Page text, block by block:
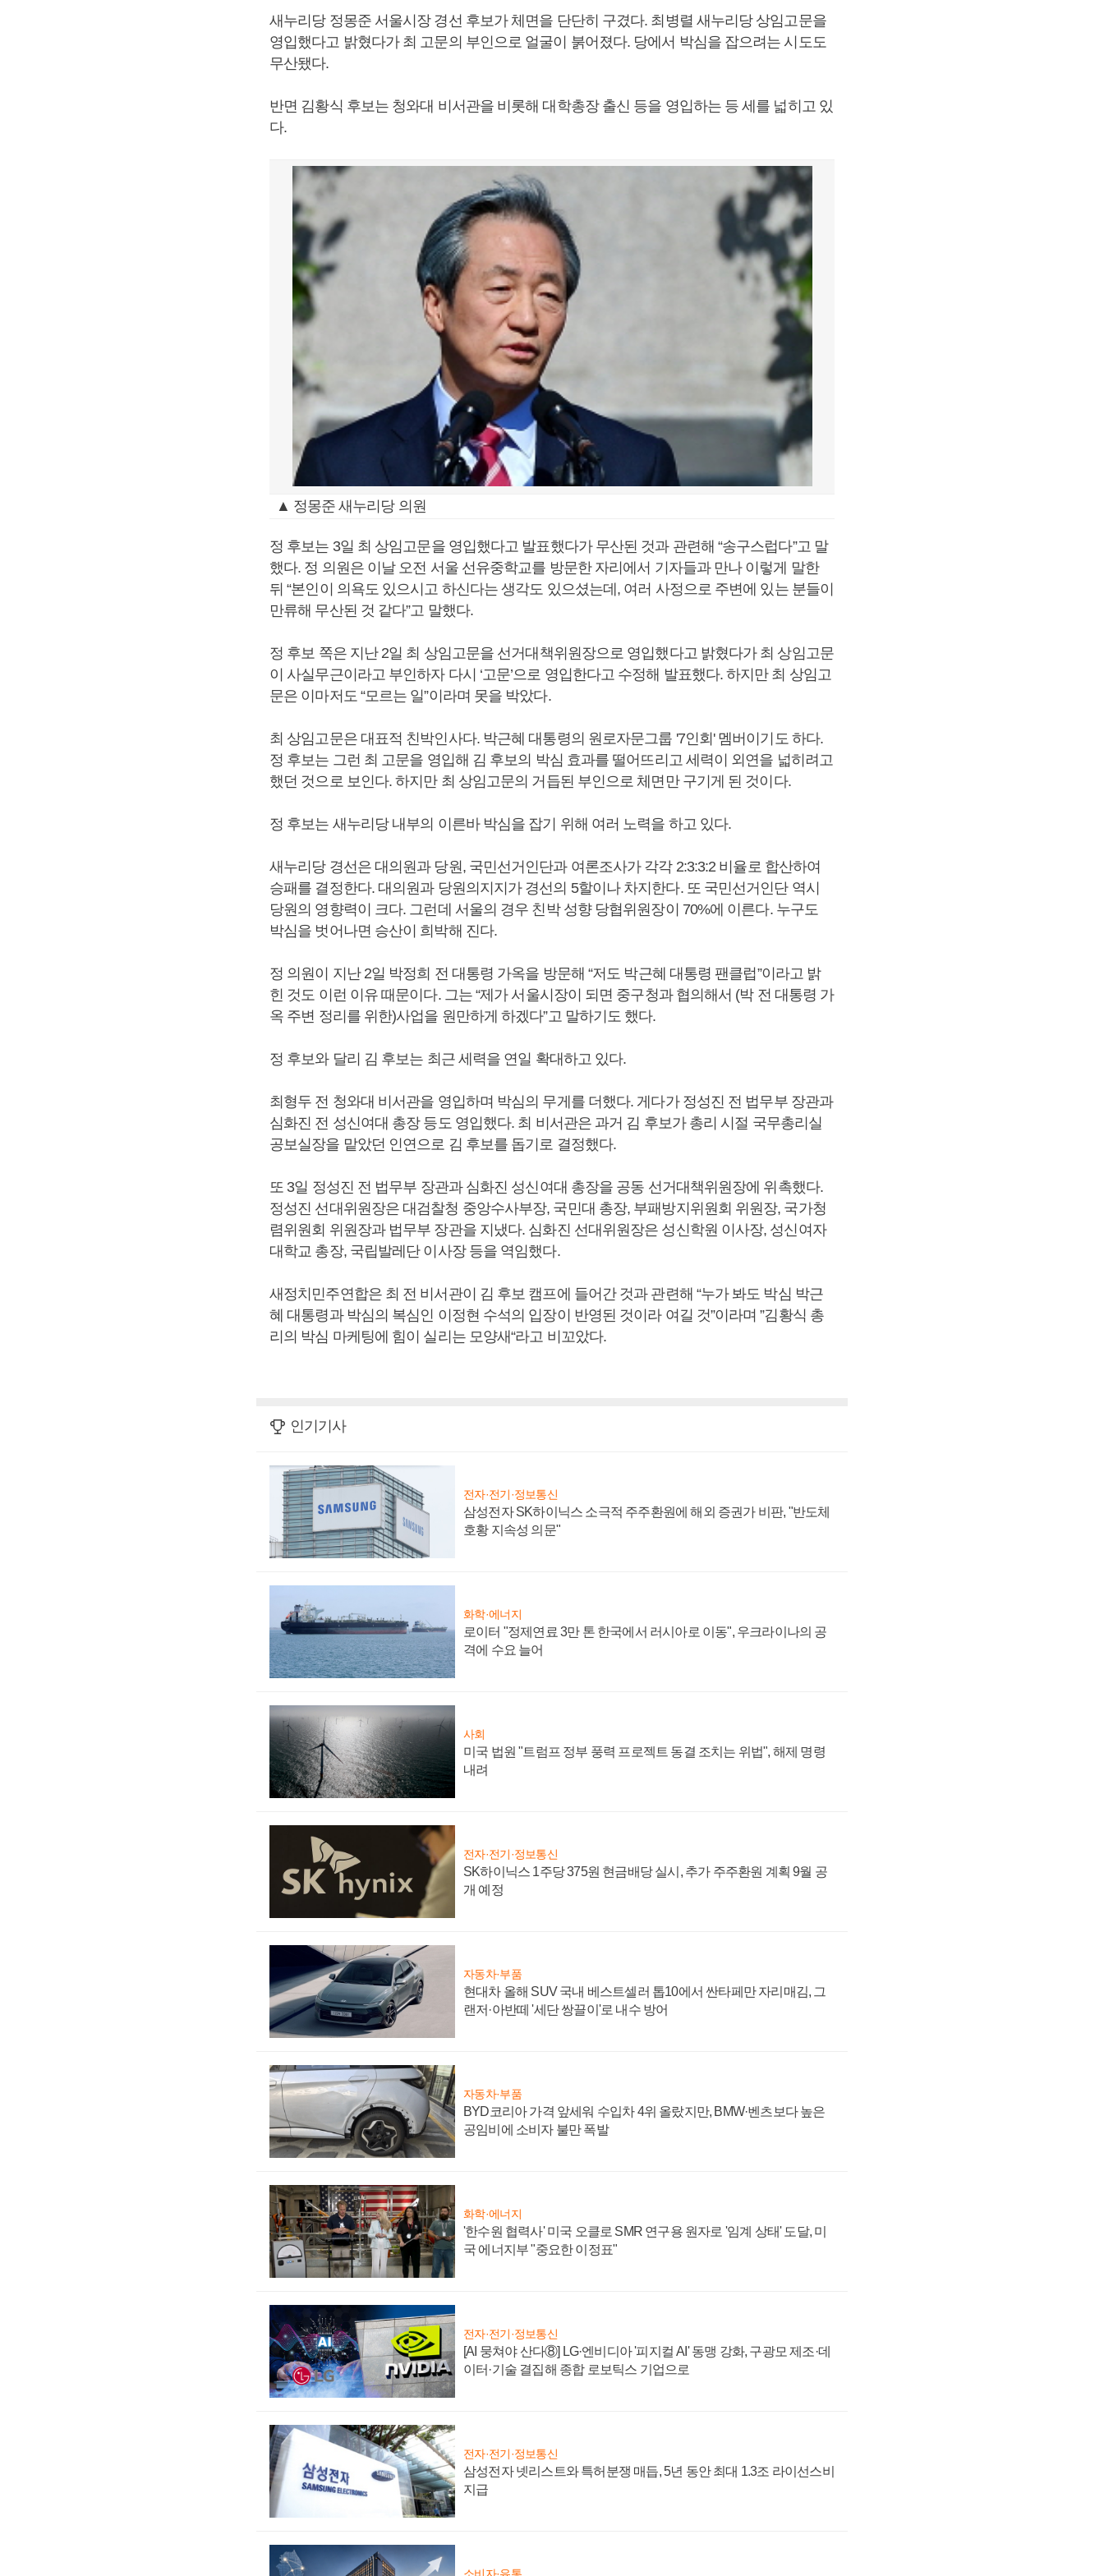
새누리당 정몽준 서울시장 경선 후보가 체면을 단단히 구겼다. 최병렬 새누리당 상임고문을
영입했다고 밝혔다가 최 고문의 부인으로 얼굴이 붉어졌다. 당에서 박심을 잡으려는 시도도
무산됐다.
반면 김황식 후보는 청와대 비서관을 비롯해 대학총장 출신 등을 영입하는 등 세를 넓히고 있
다.
▲ 정몽준 새누리당 의원
정 후보는 3일 최 상임고문을 영입했다고 발표했다가 무산된 것과 관련해 “송구스럽다”고 말
했다. 정 의원은 이날 오전 서울 선유중학교를 방문한 자리에서 기자들과 만나 이렇게 말한
뒤 “본인이 의욕도 있으시고 하신다는 생각도 있으셨는데, 여러 사정으로 주변에 있는 분들이
만류해 무산된 것 같다”고 말했다.
정 후보 쪽은 지난 2일 최 상임고문을 선거대책위원장으로 영입했다고 밝혔다가 최 상임고문
이 사실무근이라고 부인하자 다시 ‘고문’으로 영입한다고 수정해 발표했다. 하지만 최 상임고
문은 이마저도 “모르는 일”이라며 못을 박았다.
최 상임고문은 대표적 친박인사다. 박근혜 대통령의 원로자문그룹 '7인회' 멤버이기도 하다.
정 후보는 그런 최 고문을 영입해 김 후보의 박심 효과를 떨어뜨리고 세력이 외연을 넓히려고
했던 것으로 보인다. 하지만 최 상임고문의 거듭된 부인으로 체면만 구기게 된 것이다.
정 후보는 새누리당 내부의 이른바 박심을 잡기 위해 여러 노력을 하고 있다.
새누리당 경선은 대의원과 당원, 국민선거인단과 여론조사가 각각 2:3:3:2 비율로 합산하여
승패를 결정한다. 대의원과 당원의지지가 경선의 5할이나 차지한다. 또 국민선거인단 역시
당원의 영향력이 크다. 그런데 서울의 경우 친박 성향 당협위원장이 70%에 이른다. 누구도
박심을 벗어나면 승산이 희박해 진다.
정 의원이 지난 2일 박정희 전 대통령 가옥을 방문해 “저도 박근혜 대통령 팬클럽”이라고 밝
힌 것도 이런 이유 때문이다. 그는 “제가 서울시장이 되면 중구청과 협의해서 (박 전 대통령 가
옥 주변 정리를 위한)사업을 원만하게 하겠다”고 말하기도 했다.
정 후보와 달리 김 후보는 최근 세력을 연일 확대하고 있다.
최형두 전 청와대 비서관을 영입하며 박심의 무게를 더했다. 게다가 정성진 전 법무부 장관과
심화진 전 성신여대 총장 등도 영입했다. 최 비서관은 과거 김 후보가 총리 시절 국무총리실
공보실장을 맡았던 인연으로 김 후보를 돕기로 결정했다.
또 3일 정성진 전 법무부 장관과 심화진 성신여대 총장을 공동 선거대책위원장에 위촉했다.
정성진 선대위원장은 대검찰청 중앙수사부장, 국민대 총장, 부패방지위원회 위원장, 국가청
렴위원회 위원장과 법무부 장관을 지냈다. 심화진 선대위원장은 성신학원 이사장, 성신여자
대학교 총장, 국립발레단 이사장 등을 역임했다.
새정치민주연합은 최 전 비서관이 김 후보 캠프에 들어간 것과 관련해 “누가 봐도 박심 박근
혜 대통령과 박심의 복심인 이정현 수석의 입장이 반영된 것이라 여길 것”이라며 ”김황식 총
리의 박심 마케팅에 힘이 실리는 모양새“라고 비꼬았다.
인기기사
전자·전기·정보통신
삼성전자 SK하이닉스 소극적 주주환원에 해외 증권가 비판, "반도체
호황 지속성 의문"
화학·에너지
로이터 "정제연료 3만 톤 한국에서 러시아로 이동", 우크라이나의 공
격에 수요 늘어
사회
미국 법원 "트럼프 정부 풍력 프로젝트 동결 조치는 위법", 해제 명령
내려
전자·전기·정보통신
SK하이닉스 1주당 375원 현금배당 실시, 추가 주주환원 계획 9월 공
개 예정
자동차·부품
현대차 올해 SUV 국내 베스트셀러 톱10에서 싼타페만 자리매김, 그
랜저·아반떼 '세단 쌍끌이'로 내수 방어
자동차·부품
BYD코리아 가격 앞세워 수입차 4위 올랐지만, BMW·벤츠보다 높은
공임비에 소비자 불만 폭발
화학·에너지
'한수원 협력사' 미국 오클로 SMR 연구용 원자로 '임계 상태' 도달, 미
국 에너지부 "중요한 이정표"
전자·전기·정보통신
[AI 뭉쳐야 산다⑧] LG·엔비디아 '피지컬 AI' 동맹 강화, 구광모 제조·데
이터·기술 결집해 종합 로보틱스 기업으로
전자·전기·정보통신
삼성전자 넷리스트와 특허분쟁 매듭, 5년 동안 최대 1.3조 라이선스비
지급
소비자·유통